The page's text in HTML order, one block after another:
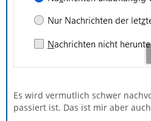
Es wird vermutlich schwer
passiert ist. Das ist mir aber